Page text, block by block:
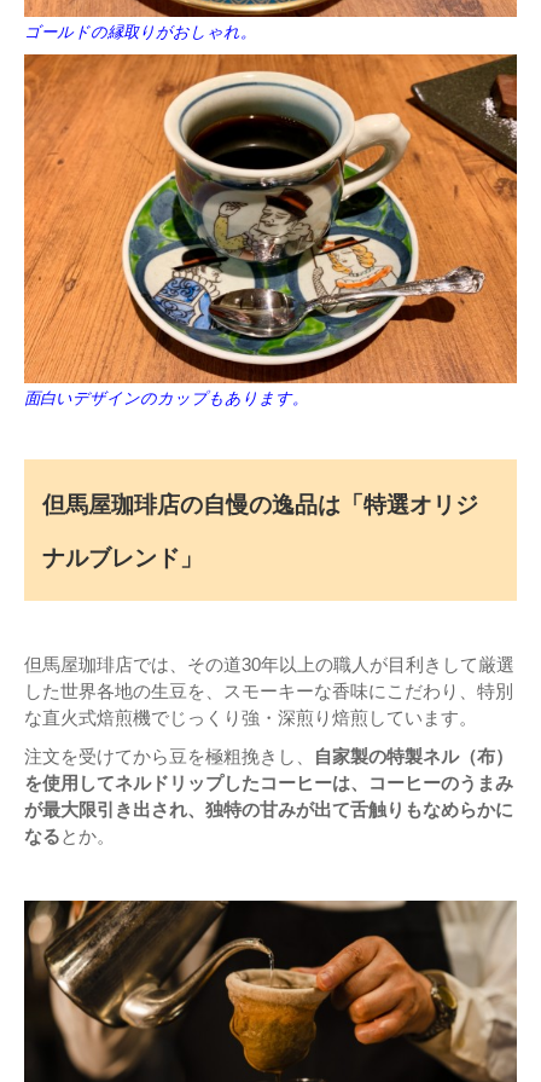
ゴールドの縁取りがおしゃれ。
面白いデザインのカップもあります。
但馬屋珈琲店の自慢の逸品は「特選オリジ
ナルブレンド」
但馬屋珈琲店では、その道30年以上の職人が目利きして厳選
した世界各地の生豆を、スモーキーな香味にこだわり、特別
な直火式焙煎機でじっくり強・深煎り焙煎しています。
注文を受けてから豆を極粗挽きし、
自家製の特製ネル（布）
を使用してネルドリップしたコーヒーは、コーヒーのうまみ
が最大限引き出され、独特の甘みが出て舌触りもなめらかに
なるとか。